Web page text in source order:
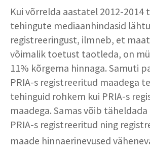
Kui võrrelda aastatel 2012-2014
tehingute mediaanhindasid
registreeringust, ilmneb, et
võimalik toetust taotleda, on
11% kõrgema hinnaga. Samuti
PRIA-s registreeritud maadega
tehinguid rohkem kui PRIA-s
maadega. Samas võib
PRIA-s registreeritud ning
maade hinnaerinevused